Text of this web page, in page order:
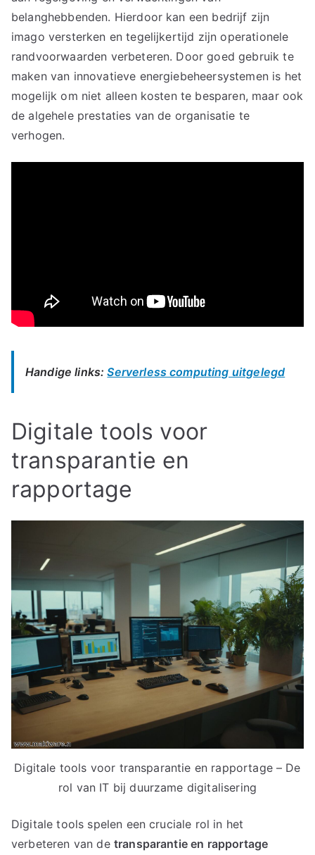
belanghebbenden. Hierdoor kan een bedrijf zijn
imago versterken en tegelijkertijd zijn operationele
randvoorwaarden verbeteren. Door goed gebruik te
maken van innovatieve energiebeheersystemen is het
mogelijk om niet alleen kosten te besparen, maar ook
de algehele prestaties van de organisatie te
verhogen.
Handige links:Serverless computing uitgelegd
Digitale tools voor
transparantie en
rapportage
Digitale tools voor transparantie en rapportage – De
rol van IT bij duurzame digitalisering
Digitale tools spelen een cruciale rol in het
verbeteren van de transparantie en rapportage